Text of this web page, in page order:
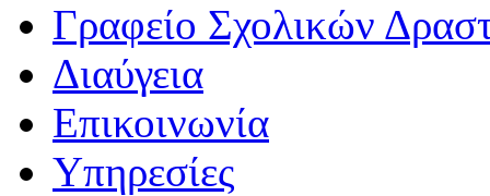
Γραφείο Σχολικών
Διαύγεια
Επικοινωνία
Υπηρεσίες